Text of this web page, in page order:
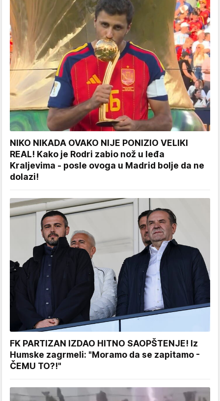
NIKO NIKADA OVAKO NIJE PONIZIO VELIKI
REAL! Kako je Rodri zabio nož u leđa
Kraljevima - posle ovoga u Madrid bolje da ne
dolazi!
FK PARTIZAN IZDAO HITNO SAOPŠTENJE! Iz
Humske zagrmeli: "Moramo da se zapitamo -
ČEMU TO?!"